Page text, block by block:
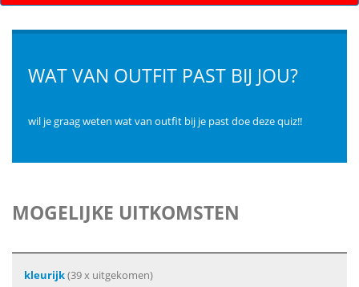
WAT VAN OUTFIT PAST BIJ JOU?
wil je graag weten wat van outfit bij je past doe deze quiz!!
MOGELIJKE UITKOMSTEN
kleurijk(39 x uitgekomen)